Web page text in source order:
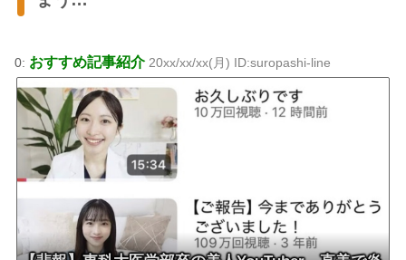
0: おすすめ記事紹介20xx/xx/xx(月) ID:suropashi-line